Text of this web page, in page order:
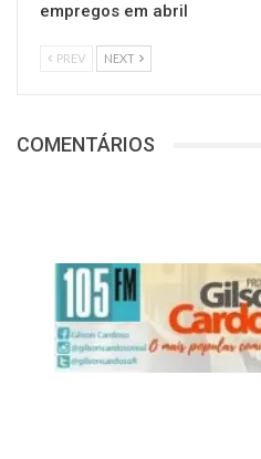
empregos em abril
PREV NEXT
COMENTÁRIOS